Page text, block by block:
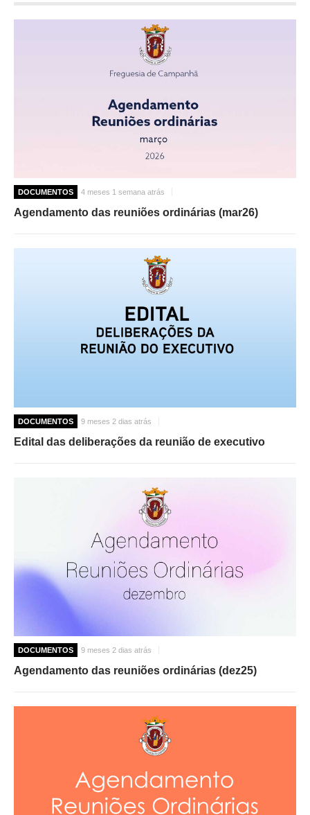
DOCUMENTOS 4 meses 1 semana atrás
Agendamento das reuniões ordinárias (mar26)
DOCUMENTOS 9 meses 2 dias atrás
Edital das deliberações da reunião de executivo
DOCUMENTOS 9 meses 2 dias atrás
Agendamento das reuniões ordinárias (dez25)